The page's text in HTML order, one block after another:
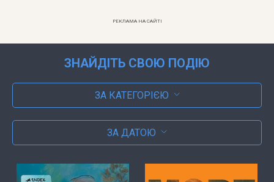
РЕКЛАМА НА САЙТІ
ЗНАЙДІТЬ СВОЮ ПОДІЮ
ЗА КАТЕГОРІЄЮ
ЗА ДАТОЮ